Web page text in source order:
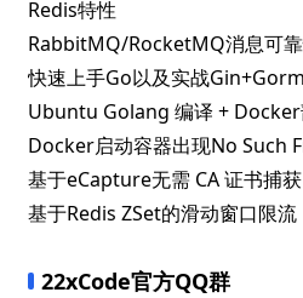
Redis特性
RabbitMQ/RocketMQ消息可
快速上手Go以及实战Gin+Gorm
Ubuntu Golang 编译 +
Docker启动容器出现No Such
基于eCapture无需 CA 证书捕获
基于Redis ZSet的滑动窗口限流
22xCode官方QQ群